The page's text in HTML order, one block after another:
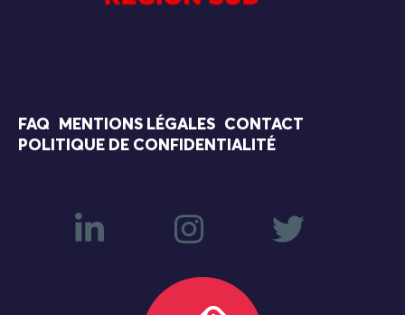
FAQ MENTIONS LÉGALES
CONTACT
POLITIQUE DE CONFIDENTIALITÉ